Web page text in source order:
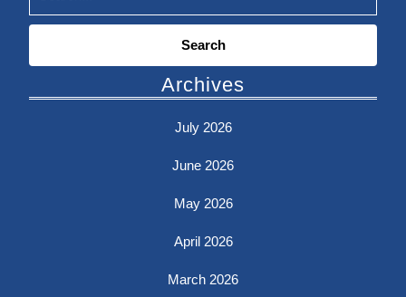
Search
Archives
July 2026
June 2026
May 2026
April 2026
March 2026